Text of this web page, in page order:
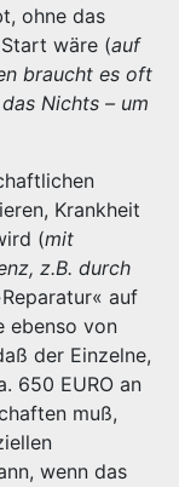
ohne das
Start wäre (auf
braucht es oft
Nichts – um
Krankheit
(mit
z.B. durch
auf
ebenso von
der Einzelne,
650 EURO an
muß,
wenn das